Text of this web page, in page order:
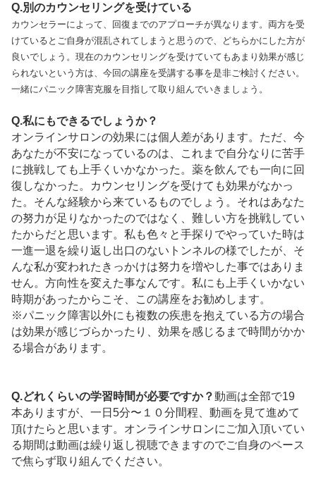
Q.別のカウンセリングを受けている
カウンセラーによって、回復までのアプローチが異なります。両方を受
けているとご自身が混乱されてしまうと思うので、どちらかにした方が
良いでしょう。現在のカウンセリングを受けていてもあまり効果が感じ
られないという方は、今回の講座を受講する事を是非ご検討ください。
一緒にパニック障害克服を目指して取り組んでいきましょう。
Q.私にもできるでしょうか？
オンラインサロンの効果には個人差があります。ただ、今
あなたが不安になっているのは、これまで自分なりに苦手
に挑戦しても上手くいかなかった。薬を飲んでも一向に回
復しなかった。カウンセリングを受けても効果がなかっ
た。そんな経験から来ているものでしょう。それはあなた
の努力が足りなかったのではなく、難しい方を挑戦してい
たからだと思います。私も色々と手探りでやっていた時は
一進一退を繰り返し出口のないトンネルの様でしたが、そ
んな私が変われたきっかけは努力を増やした事ではありま
せん。方向性を変えた事なんです。私にも上手くいかない
時期があったからこそ、この講座をお勧めします。
※パニック障害以外にも複数の疾患を抱えている方の場合
は効果が感じづらかったり、効果を感じるまで時間がかか
る場合があります。
Q.どれくらいの学習時間が必要ですか？動画は全部で19
本ありますが、一日5分〜１０分間程、動画を見て進めて
頂けたらと思います。オンラインサロンにご加入頂いてい
る期間は動画は繰り返し視聴できますのでご自身のペース
で焦らず取り組んでください。